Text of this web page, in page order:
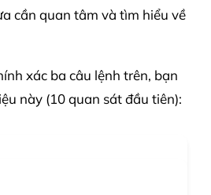
cần quan tâm và tìm hiểu về
xác ba câu lệnh trên, bạn
này (10 quan sát đầu tiên):